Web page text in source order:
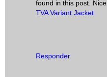
found in this post.
TVA Variant Jacket
Responder